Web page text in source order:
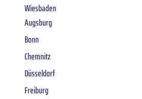
Wiesbaden
Augsburg
Bonn
Chemnitz
Düsseldorf
Freiburg